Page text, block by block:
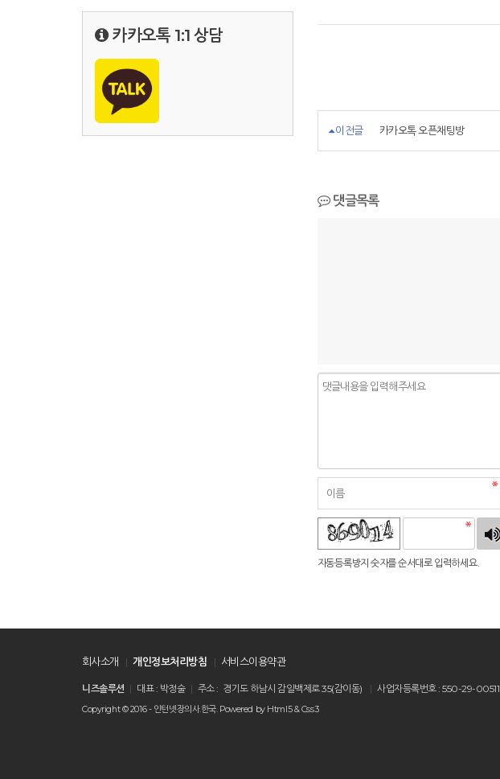
카카오톡 1:1 상담
이전글 카카오톡 오픈채팅방
댓글목록
자동등록방지 숫자를 순서대로 입력하세요.
회사소개 개인정보처리방침 서비스이용약관
니즈솔루션 대표 : 박정술 주소 : 경기도 하남시 감일백제로 35(감이동) 사업자등록번호 : 550-29-00511
Copyright © 2016 - 인턴넷장의사.한국. Powered by Html5 & Css3